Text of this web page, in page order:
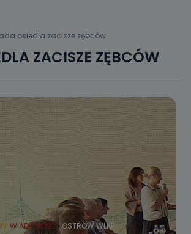
osiedla zacisze zębców
ZACISZE ZĘBCÓW
WIADOMOŚCI OSTRÓW WLKP.